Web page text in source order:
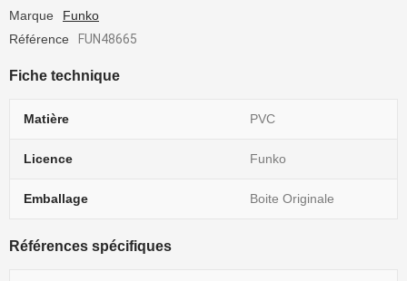
Marque
Funko
Référence
FUN48665
Fiche technique
Matière PVC
Licence Funko
Emballage Boite Originale
Références spécifiques